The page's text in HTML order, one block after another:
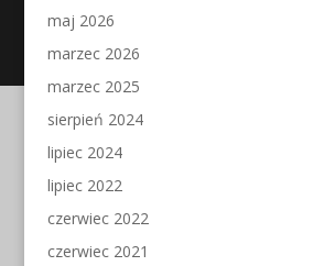
maj 2026
marzec 2026
marzec 2025
sierpień 2024
lipiec 2024
lipiec 2022
czerwiec 2022
czerwiec 2021